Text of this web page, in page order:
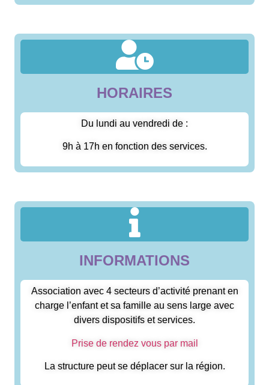
HORAIRES
Du lundi au vendredi de :
9h à 17h en fonction des services.
INFORMATIONS
Association avec 4 secteurs d’activité prenant en
charge l’enfant et sa famille au sens large avec
divers dispositifs et services.
Prise de rendez vous par mail
La structure peut se déplacer sur la région.